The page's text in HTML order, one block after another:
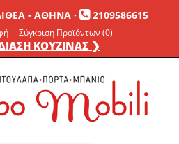
- ΑΘΗΝΑ· 2109586615
Σύγκριση Προϊόντων (0)
ΚΟΥΖΙΝΑΣ ❯